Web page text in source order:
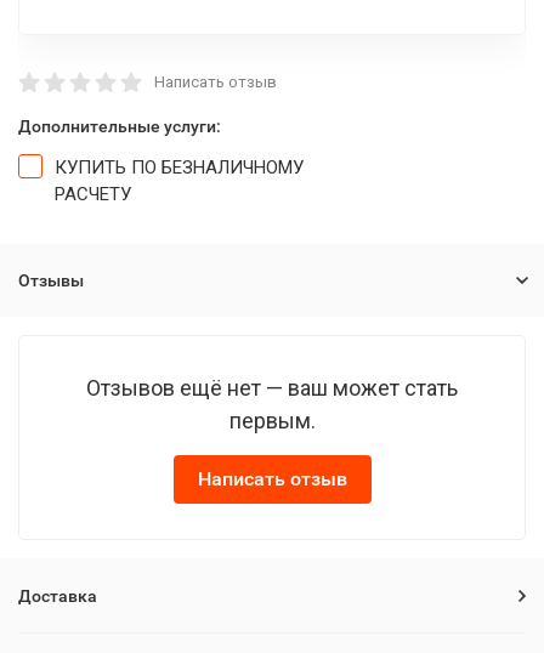
Написать отзыв
Дополнительные услуги:
КУПИТЬ ПО БЕЗНАЛИЧНОМУ
РАСЧЕТУ
Отзывы
Отзывов ещё нет — ваш может стать
первым.
Написать отзыв
Доставка